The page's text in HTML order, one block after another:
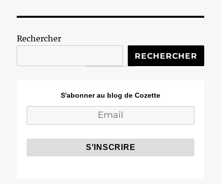
Rechercher
RECHERCHER
S'abonner au blog de Cozette